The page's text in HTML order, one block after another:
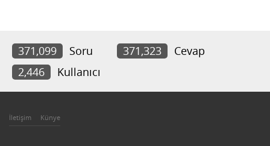
371,099 Soru 371,323
Cevap
2,446
Kullanıcı
İletişim Künye